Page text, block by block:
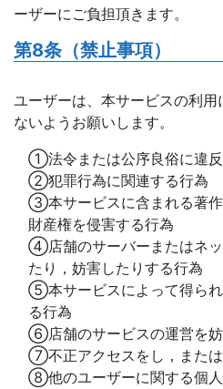
ーザーにご負担頂きます。
第8条（禁止事項）
ユーザーは、本サービスの利
ないようお願いします。
①法令または公序良俗に違
②犯罪行為に関連する行為
③本サービスに含まれる著
財産権を侵害する行為
④店舗のサーバーまたはネ
たり，妨害したりする行為
⑤本サービスによって得ら
る行為
⑥店舗のサービスの運営を
⑦不正アクセスをし，また
⑧他のユーザーに関する個